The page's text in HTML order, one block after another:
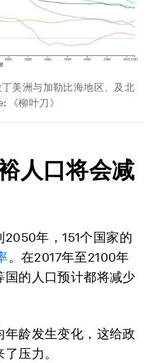
美洲与加勒比海地区、及北
《柳叶刀》
人口将会减
年，151个国家的
。在2017年至2100年
国的人口预计都将减少
龄发生变化，这给政
压力。